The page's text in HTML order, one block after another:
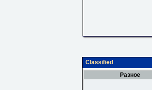
Classified
Разное